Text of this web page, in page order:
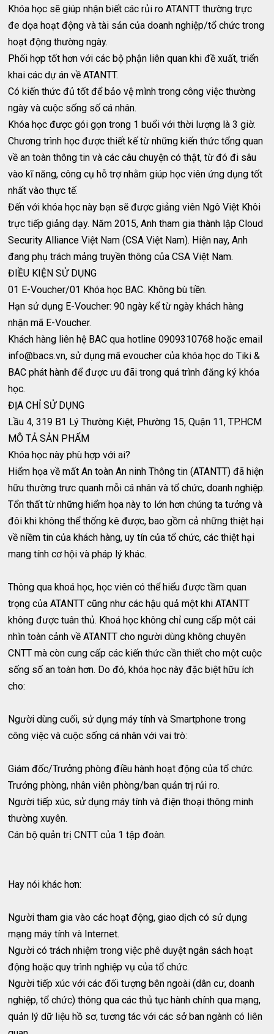
Khóa học sẽ giúp nhận biết các rủi ro ATANTT thường trực
đe dọa hoạt động và tài sản của doanh nghiệp/tổ chức trong
hoạt động thường ngày.
Phối hợp tốt hơn với các bộ phận liên quan khi đề xuất, triển
khai các dự án về ATANTT.
Có kiến thức đủ tốt để bảo vệ mình trong công việc thường
ngày và cuộc sống số cá nhân.
Khóa học được gói gọn trong 1 buổi với thời lượng là 3 giờ.
Chương trình học được thiết kế từ những kiến thức tổng quan
về an toàn thông tin và các câu chuyện có thật, từ đó đi sâu
vào kĩ năng, công cụ hỗ trợ nhằm giúp học viên ứng dụng tốt
nhất vào thực tế.
Đến với khóa học này bạn sẽ được giảng viên Ngô Việt Khôi
trực tiếp giảng dạy. Năm 2015, Anh tham gia thành lập Cloud
Security Alliance Việt Nam (CSA Việt Nam). Hiện nay, Anh
đang phụ trách mảng truyền thông của CSA Việt Nam.
ĐIỀU KIỆN SỬ DỤNG
01 E-Voucher/01 Khóa học BAC. Không bù tiền.
Hạn sử dụng E-Voucher: 90 ngày kể từ ngày khách hàng
nhận mã E-Voucher.
Khách hàng liên hệ BAC qua hotline 0909310768 hoặc email
info@bacs.vn, sử dụng mã evoucher của khóa học do Tiki &
BAC phát hành để được ưu đãi trong quá trình đăng ký khóa
học.
ĐỊA CHỈ SỬ DỤNG
Lầu 4, 319 B1 Lý Thường Kiệt, Phường 15, Quận 11, TP.HCM
MÔ TẢ SẢN PHẨM
Khóa học này phù hợp với ai?
Hiểm họa về mất An toàn An ninh Thông tin (ATANTT) đã hiện
hữu thường trưc quanh mỗi cá nhân và tổ chức, doanh nghiệp.
Tổn thất từ những hiểm họa này to lớn hơn chúng ta tưởng và
đôi khi không thể thống kê được, bao gồm cả những thiệt hại
về niềm tin của khách hàng, uy tín của tổ chức, các thiệt hại
mang tính cơ hội và pháp lý khác.
Thông qua khoá học, học viên có thể hiểu được tầm quan
trọng của ATANTT cũng như các hậu quả một khi ATANTT
không được tuân thủ. Khoá học không chỉ cung cấp một cái
nhìn toàn cảnh về ATANTT cho người dùng không chuyên
CNTT mà còn cung cấp các kiến thức cần thiết cho một cuộc
sống số an toàn hơn. Do đó, khóa học này đặc biệt hữu ích
cho:
Người dùng cuối, sử dụng máy tính và Smartphone trong
công việc và cuộc sống cá nhân với vai trò:
Giám đốc/Trưởng phòng điều hành hoạt động của tổ chức.
Trưởng phòng, nhân viên phòng/ban quản trị rủi ro.
Người tiếp xúc, sử dụng máy tính và điện thoại thông minh
thường xuyên.
Cán bộ quản trị CNTT của 1 tập đoàn.
Hay nói khác hơn:
Người tham gia vào các hoạt động, giao dịch có sử dụng
mạng máy tính và Internet.
Người có trách nhiệm trong việc phê duyệt ngân sách hoạt
động hoặc quy trình nghiệp vụ của tổ chức.
Người tiếp xúc với các đối tượng bên ngoài (dân cư, doanh
nghiệp, tổ chức) thông qua các thủ tục hành chính qua mạng,
quản lý dữ liệu hồ sơ, tương tác với các sở ban ngành có liên